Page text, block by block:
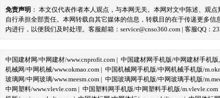
免责声明 ： 本文仅代表作者本人观点，与本网无关。本网对文中陈述、观
自行承担全部责任。本网转载自其它媒体的信息，转载目的在于传递更多
内进行，以便我们及时处理。客服邮箱：service@cnso360.com | 客服QQ：
中国建材网/中网建材/www.cnprofit.com | 中国建材网手机版/中网建材手机版
机械网/中网机械/www.okmao.com | 中国机械网手机版/中网机械手机版/
玻璃网/中网玻璃/www.meesm.com | 中国玻璃网手机版/中网玻璃手机版/
中网塑料/www.vlevle.com | 中国塑料网手机版/中网塑料手机版/m.vlevle.com